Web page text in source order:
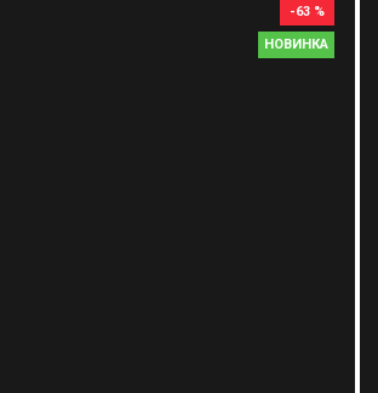
НОВИНКА
-63 %